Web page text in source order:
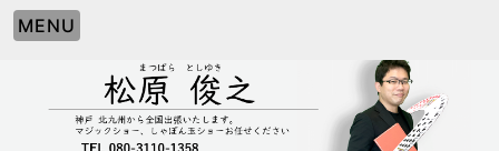
MENU